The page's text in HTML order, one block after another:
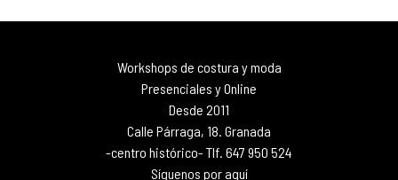
Workshops de costura y moda
Presenciales y Online
Desde 2011
Calle Párraga, 18. Granada
-centro histórico- Tlf. 647 950 524
Síguenos por aquí